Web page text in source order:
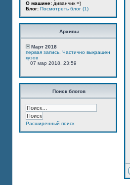
О машине: диванчик =)
Блог: Посмотреть блог (1)
Архивы
Март 2018
первая запись. Частично выкрашен
кузов
07 мар 2018, 23:59
Поиск блогов
Расширенный поиск